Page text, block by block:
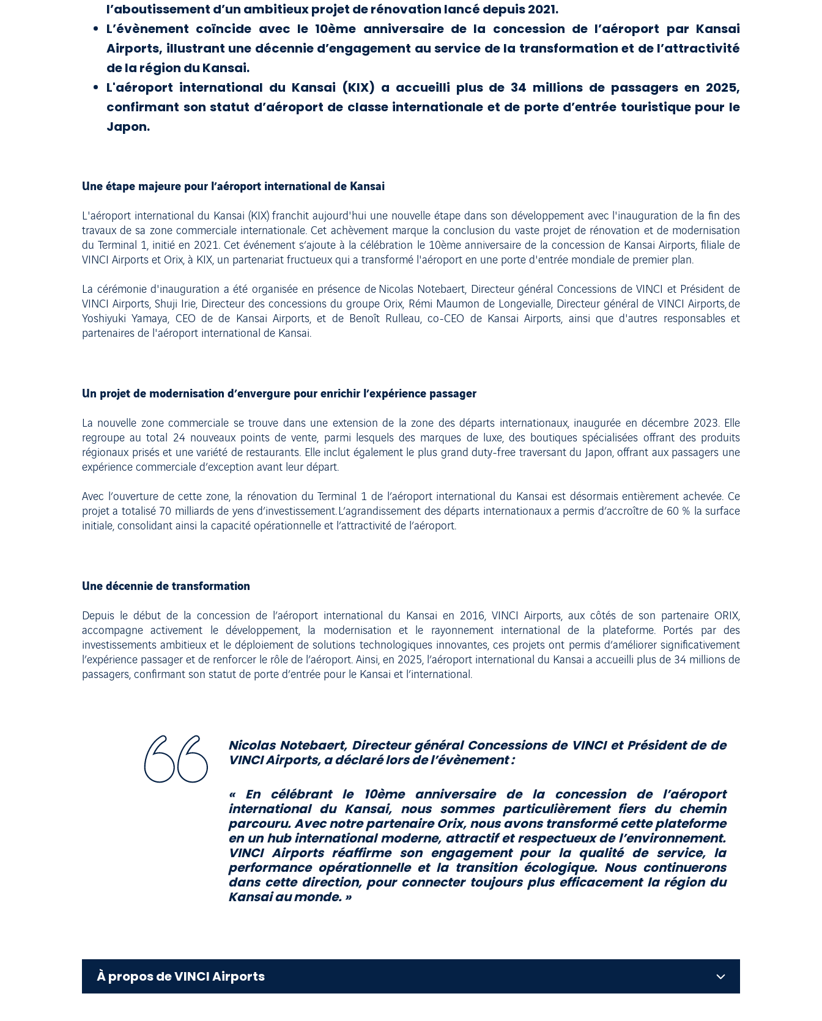
l’aboutissement d’un ambitieux projet de rénovation lancé depuis 2021.
L’évènement coïncide avec le 10ème anniversaire de la concession de l’aéroport par Kansai
Airports, illustrant une décennie d’engagement au service de la transformation et de l’attractivité
de la région du Kansai.
L'aéroport international du Kansai (KIX) a accueilli plus de 34 millions de passagers en 2025,
confirmant son statut d’aéroport de classe internationale et de porte d’entrée touristique pour le
Japon.
Une étape majeure pour l’aéroport international de Kansai
L'aéroport international du Kansai (KIX) franchit aujourd'hui une nouvelle étape dans son développement avec l'inauguration de la fin des
travaux de sa zone commerciale internationale. Cet achèvement marque la conclusion du vaste projet de rénovation et de modernisation
du Terminal 1, initié en 2021. Cet événement s’ajoute à la célébration le 10ème anniversaire de la concession de Kansai Airports, filiale de
VINCI Airports et Orix, à KIX, un partenariat fructueux qui a transformé l'aéroport en une porte d'entrée mondiale de premier plan.
La cérémonie d'inauguration a été organisée en présence de Nicolas Notebaert, Directeur général Concessions de VINCI et Président de
VINCI Airports, Shuji Irie, Directeur des concessions du groupe Orix, Rémi Maumon de Longevialle, Directeur général de VINCI Airports, de
Yoshiyuki Yamaya, CEO de de Kansai Airports, et de Benoît Rulleau, co-CEO de Kansai Airports, ainsi que d'autres responsables et
partenaires de l'aéroport international de Kansai.
Un projet de modernisation d’envergure pour enrichir l’expérience passager
La nouvelle zone commerciale se trouve dans une extension de la zone des départs internationaux, inaugurée en décembre 2023. Elle
regroupe au total 24 nouveaux points de vente, parmi lesquels des marques de luxe, des boutiques spécialisées offrant des produits
régionaux prisés et une variété de restaurants. Elle inclut également le plus grand duty-free traversant du Japon, offrant aux passagers une
expérience commerciale d’exception avant leur départ.
Avec l’ouverture de cette zone, la rénovation du Terminal 1 de l’aéroport international du Kansai est désormais entièrement achevée. Ce
projet a totalisé 70 milliards de yens d’investissement. L’agrandissement des départs internationaux a permis d’accroître de 60 % la surface
initiale, consolidant ainsi la capacité opérationnelle et l’attractivité de l’aéroport.
Une décennie de transformation
Depuis le début de la concession de l’aéroport international du Kansai en 2016, VINCI Airports, aux côtés de son partenaire ORIX,
accompagne activement le développement, la modernisation et le rayonnement international de la plateforme. Portés par des
investissements ambitieux et le déploiement de solutions technologiques innovantes, ces projets ont permis d’améliorer significativement
l’expérience passager et de renforcer le rôle de l’aéroport. Ainsi, en 2025, l’aéroport international du Kansai a accueilli plus de 34 millions de
passagers, confirmant son statut de porte d’entrée pour le Kansai et l’international.
Nicolas Notebaert, Directeur général Concessions de VINCI et Président de de
VINCI Airports, a déclaré lors de l’évènement :
« En célébrant le 10ème anniversaire de la concession de l’aéroport
international du Kansai, nous sommes particulièrement fiers du chemin
parcouru. Avec notre partenaire Orix, nous avons transformé cette plateforme
en un hub international moderne, attractif et respectueux de l’environnement.
VINCI Airports réaffirme son engagement pour la qualité de service, la
performance opérationnelle et la transition écologique. Nous continuerons
dans cette direction, pour connecter toujours plus efficacement la région du
Kansai au monde. »
À propos de VINCI Airports